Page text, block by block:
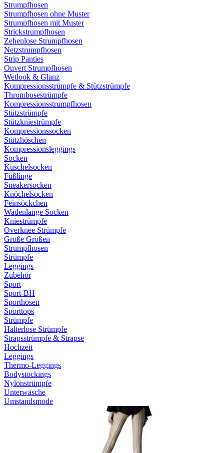
Strumpfhosen
Strumpfhosen ohne Muster
Strumpfhosen mit Muster
Strickstrumpfhosen
Zehenlose Strumpfhosen
Netzstrumpfhosen
Strip Panties
Ouvert Strumpfhosen
Wetlook & Glanz
Kompressionsstrümpfe & Stützstrümpfe
Thrombosestrümpfe
Kompressionsstrumpfhosen
Stützstrümpfe
Stützkniestrümpfe
Kompressionssocken
Stützhöschen
Kompressionsleggings
Socken
Kuschelsocken
Füßlinge
Sneakersocken
Knöchelsocken
Feinsöckchen
Wadenlange Socken
Kniestrümpfe
Overknee Strümpfe
Große Größen
Strumpfhosen
Strümpfe
Leggings
Zubehör
Sport
Sport-BH
Sporthosen
Sporttops
Strümpfe
Halterlose Strümpfe
Strapsstrümpfe & Strapse
Hochzeit
Leggings
Thermo-Leggings
Bodystockings
Nylonstrümpfe
Unterwäsche
Umstandsmode